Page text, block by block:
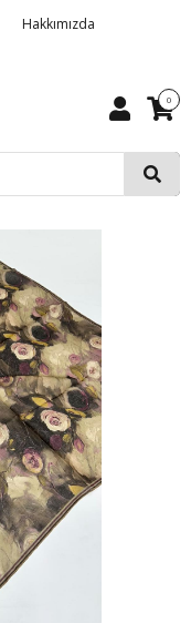
Hakkımızda
0